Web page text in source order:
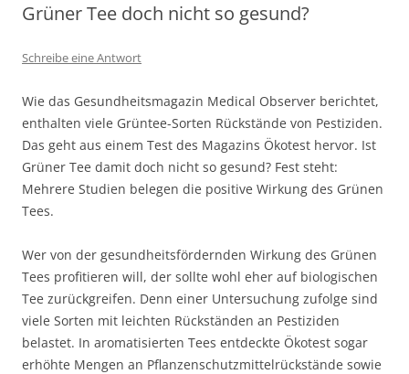
Grüner Tee doch nicht so gesund?
Schreibe eine Antwort
Wie das Gesundheitsmagazin Medical Observer berichtet,
enthalten viele Grüntee-Sorten Rückstände von Pestiziden.
Das geht aus einem Test des Magazins Ökotest hervor. Ist
Grüner Tee damit doch nicht so gesund? Fest steht:
Mehrere Studien belegen die positive Wirkung des Grünen
Tees.
Wer von der gesundheitsfördernden Wirkung des Grünen
Tees profitieren will, der sollte wohl eher auf biologischen
Tee zurückgreifen. Denn einer Untersuchung zufolge sind
viele Sorten mit leichten Rückständen an Pestiziden
belastet. In aromatisierten Tees entdeckte Ökotest sogar
erhöhte Mengen an Pflanzenschutzmittelrückstände sowie